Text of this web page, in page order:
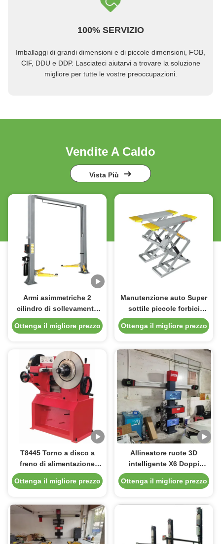
100% SERVIZIO
Imballaggi di grandi dimensioni e di piccole dimensioni, FOB,
CIF, DDU e DDP. Lasciateci aiutarvi a trovare la soluzione
migliore per tutte le vostre preoccupazioni.
Vendite A Caldo
Vista Più
Armi asimmetriche 2
cilindro di sollevamento
post-auto azionato
direttamente
Ottenga il migliore prezzo
Manutenzione auto Super
sottile piccole forbici
ascensore con 4 cilindri
Ottenga il migliore prezzo
T8445 Torno a disco a
freno di alimentazione
automatica 1.5/1.1kw
Ottenga il migliore prezzo
Allineatore ruote 3D
intelligente X6 Doppi
schermi Monitoraggio in
tempo reale e imaging 3D
allineamento perfetto
Ottenga il migliore prezzo